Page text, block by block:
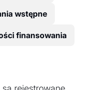
wstępne
finansowania